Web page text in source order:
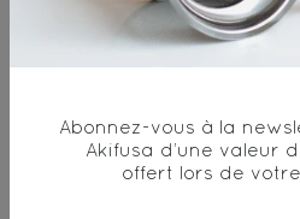
19€
Abonnez-vous à la
Akifusa d’une valeur
offert lors de